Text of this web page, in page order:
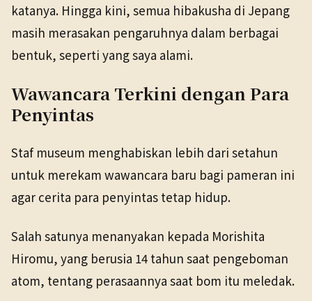
katanya. Hingga kini, semua hibakusha di Jepang
masih merasakan pengaruhnya dalam berbagai
bentuk, seperti yang saya alami.
Wawancara Terkini dengan Para
Penyintas
Staf museum menghabiskan lebih dari setahun
untuk merekam wawancara baru bagi pameran ini
agar cerita para penyintas tetap hidup.
Salah satunya menanyakan kepada Morishita
Hiromu, yang berusia 14 tahun saat pengeboman
atom, tentang perasaannya saat bom itu meledak.